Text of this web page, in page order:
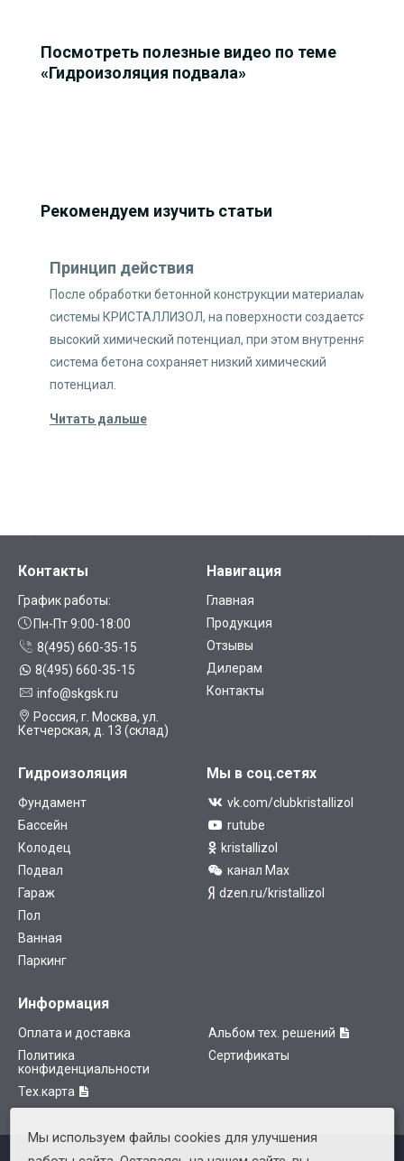
Посмотреть полезные видео по теме
«Гидроизоляция подвала»
Рекомендуем изучить статьи
Принцип действия
После обработки бетонной конструкции материалами
системы КРИСТАЛЛИЗОЛ, на поверхности создается
высокий химический потенциал, при этом внутренняя
система бетона сохраняет низкий химический
потенциал.
Читать дальше
Контакты
График работы:
Пн-Пт 9:00-18:00
8(495) 660-35-15
8(495) 660-35-15
info@skgsk.ru
Россия, г. Москва, ул.
Кетчерская, д. 13 (склад)
Навигация
Главная
Продукция
Отзывы
Дилерам
Контакты
Гидроизоляция
Фундамент
Бассейн
Колодец
Подвал
Гараж
Пол
Ванная
Паркинг
Мы в соц.сетях
vk.com/clubkristallizol
rutube
kristallizol
канал Max
dzen.ru/kristallizol
Информация
Оплата и доставка
Политика
конфиденциальности
Тех.карта
Альбом тех. решений
Сертификаты
Мы используем файлы cookies для улучшения